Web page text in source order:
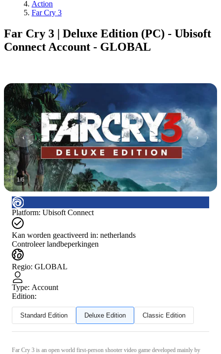
Action
Far Cry 3
Far Cry 3 | Deluxe Edition (PC) - Ubisoft
Connect Account - GLOBAL
1/6
Platform: Ubisoft Connect
Kan worden geactiveerd in: netherlands
Controleer landbeperkingen
Regio: GLOBAL
Type: Account
Edition:
Standard Edition Deluxe Edition Classic Edition
Far Cry 3 is an open world first-person shooter video game developed mainly by